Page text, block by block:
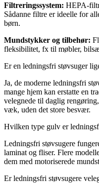
Filtreringssystem: HEPA-
Sådanne filtre er ideelle for
børn.
Mundstykker og tilbehør:
fleksibilitet, fx til møbler,
Er en ledningsfri støvsuger
Ja, de moderne ledningsfri
mange hjem kan erstatte en
velegnede til daglig
væk, uden det store besvær.
Hvilken type gulv er
Ledningsfri støvsugere
laminat og fliser. Flere
dem med motoriserede
Er ledningsfri støvsugere